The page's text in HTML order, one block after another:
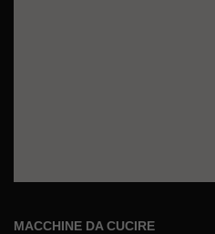
MACCHINE DA CUCIRE